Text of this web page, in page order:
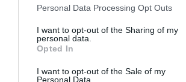
Personal Data Processing Opt Outs
I want to opt-out of the Sharing of my
personal data.
Opted In
I want to opt-out of the Sale of my
Personal Data.
Cinema – Αύγουστος
του